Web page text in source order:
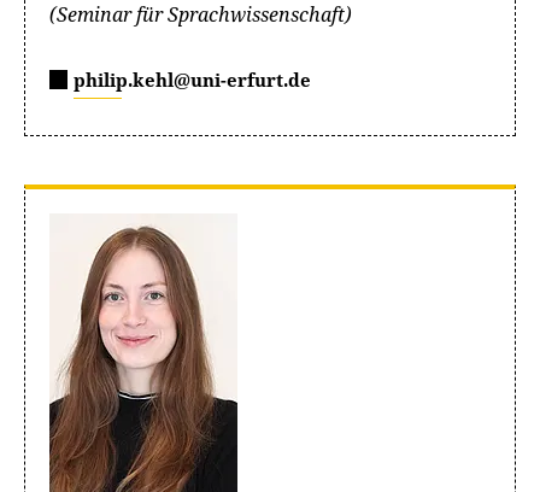
(Seminar für Sprachwissenschaft)
philip.kehl@uni-erfurt.de